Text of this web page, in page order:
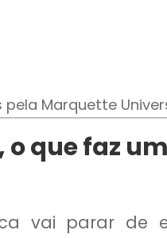
Marquette
que faz
vai parar de